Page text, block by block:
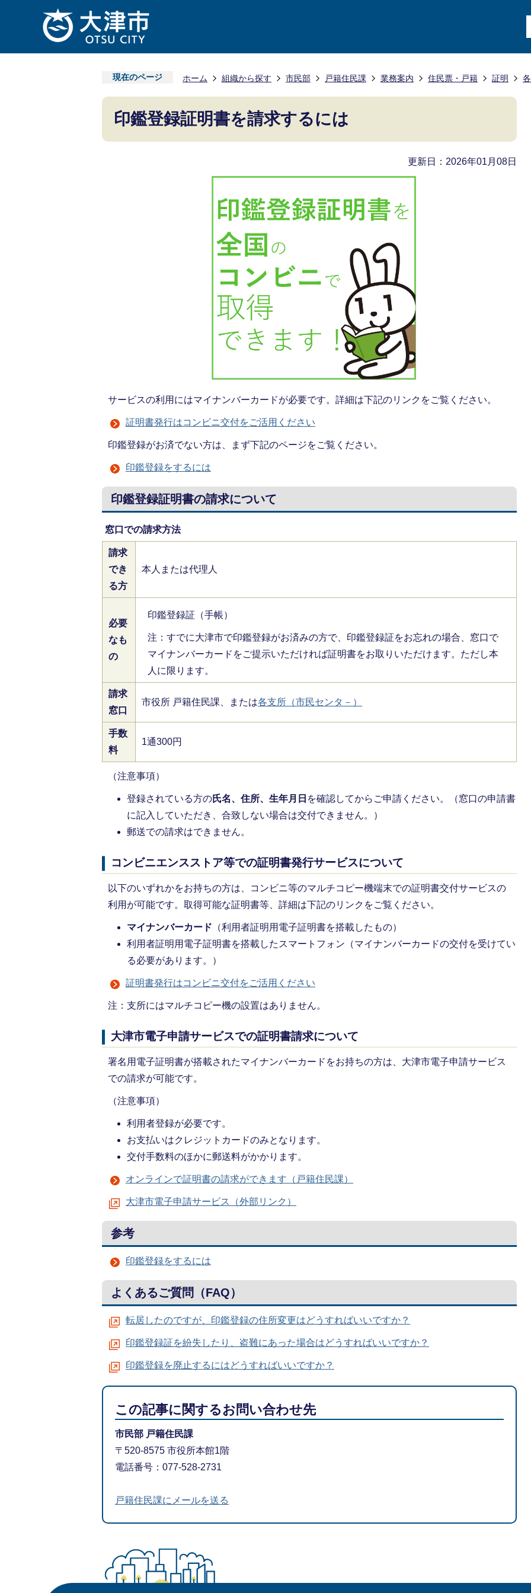
現在のページ ホーム 組織から探す 市民部 戸籍住民課 業務案内 住民票・戸籍 証明
印鑑登録証明書を請求するには
更新日：2026年01月08日
サービスの利用にはマイナンバーカードが必要です。詳細は下記のリンクをご覧ください。
証明書発行はコンビニ交付をご活用ください
印鑑登録がお済でない方は、まず下記のページをご覧ください。
印鑑登録をするには
印鑑登録証明書の請求について
窓口での請求方法
請求
でき
る方
本人または代理人
必要
なも
の
印鑑登録証（手帳）
注：すでに大津市で印鑑登録がお済みの方で、印鑑登録証をお忘れの場合、窓口で
マイナンバーカードをご提示いただければ証明書をお取りいただけます。ただし本
人に限ります。
請求
窓口
市役所 戸籍住民課、または各支所（市民センタ－）
手数
料
1通300円
（注意事項）
登録されている方の氏名、住所、生年月日 を確認してからご申請ください。（窓口の申請書
に記入していただき、合致しない場合は交付できません。）
郵送での請求はできません。
コンビニエンスストア等での証明書発行サービスについて
以下のいずれかをお持ちの方は、コンビニ等のマルチコピー機端末での証明書交付サービスの
利用が可能です。取得可能な証明書等、詳細は下記のリンクをご覧ください。
マイナンバーカード （利用者証明用電子証明書を搭載したもの）
利用者証明用電子証明書を搭載したスマートフォン（マイナンバーカードの交付を受けてい
る必要があります。）
証明書発行はコンビニ交付をご活用ください
注：支所にはマルチコピー機の設置はありません。
大津市電子申請サービスでの証明書請求について
署名用電子証明書が搭載されたマイナンバーカードをお持ちの方は、大津市電子申請サービス
での請求が可能です。
（注意事項）
利用者登録が必要です。
お支払いはクレジットカードのみとなります。
交付手数料のほかに郵送料がかかります。
オンラインで証明書の請求ができます（戸籍住民課）
大津市電子申請サービス（外部リンク）
参考
印鑑登録をするには
よくあるご質問（FAQ）
転居したのですが、印鑑登録の住所変更はどうすればいいですか？
印鑑登録証を紛失したり、盗難にあった場合はどうすればいいですか？
印鑑登録を廃止するにはどうすればいいですか？
この記事に関するお問い合わせ先
市民部 戸籍住民課
〒520-8575 市役所本館1階
電話番号：077-528-2731
戸籍住民課にメールを送る